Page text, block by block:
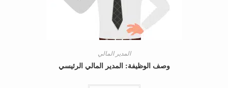
المدير المالي
وصف الوظيفة: المدير المالي الرئيسي